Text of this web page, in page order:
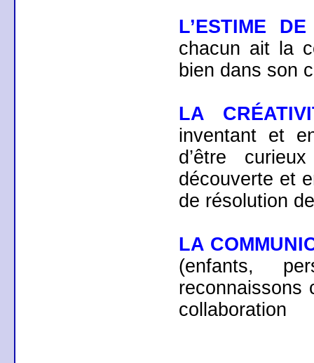
L’ESTIME
chacun ait la
bien dans son
LA
inventant et
d’être
découverte et
de résolution
LA
(enfants,
reconnaissons
collaboration